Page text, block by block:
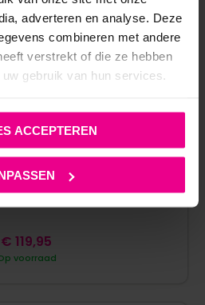
adverteren en analyse. Deze
combineren met andere
verstrekt of die ze hebben
gebruik van hun services.
ACCEPTEREN
VEST – PU-LEER – ZWART
voorraad
€ 119,95